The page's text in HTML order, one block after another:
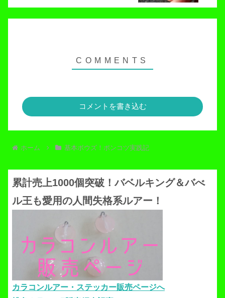
コメントを書き込む
ホーム 基本ボウズ！ポンコツ実践記
累計売上1000個突破！バベルキング＆バべ
ル王も愛用の人間失格系ルアー！
カラコンルアー・ステッカー販売ページへ